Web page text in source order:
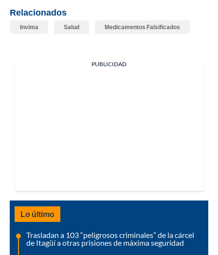
Relacionados
Invima Salud Medicamentos Falsificados
PUBLICIDAD
Lo último
Trasladan a 103 “peligrosos criminales” de la cárcel
de Itagüí a otras prisiones de máxima seguridad